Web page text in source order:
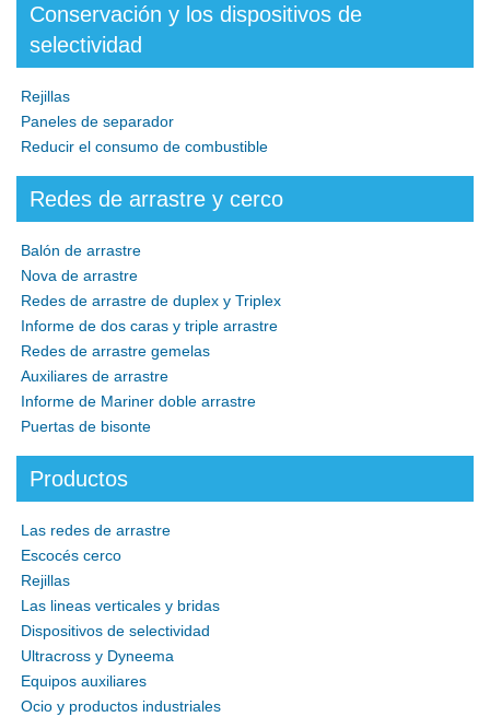
Conservación y los dispositivos de
selectividad
Rejillas
Paneles de separador
Reducir el consumo de combustible
Redes de arrastre y cerco
Balón de arrastre
Nova de arrastre
Redes de arrastre de duplex y Triplex
Informe de dos caras y triple arrastre
Redes de arrastre gemelas
Auxiliares de arrastre
Informe de Mariner doble arrastre
Puertas de bisonte
Productos
Las redes de arrastre
Escocés cerco
Rejillas
Las lineas verticales y bridas
Dispositivos de selectividad
Ultracross y Dyneema
Equipos auxiliares
Ocio y productos industriales